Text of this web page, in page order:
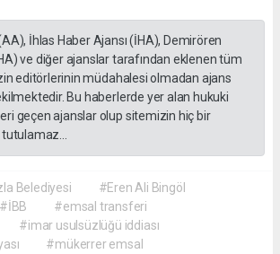
İhlas Haber Ajansı (İHA), Demirören
ve diğer ajanslar tarafından eklenen tüm
editörlerinin müdahalesi olmadan ajans
Bu haberlerde yer alan hukuki
geçen ajanslar olup sitemizin hiç bir
Belediyesi
#Eren Ali Bingöl
#İBB
#emsal transferi
#imar usulsüzlüğü iddiası
#mükerrer emsal